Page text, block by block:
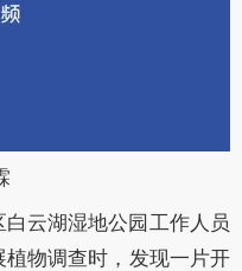
云湖湿地公园工作人员
物调查时，发现一片开